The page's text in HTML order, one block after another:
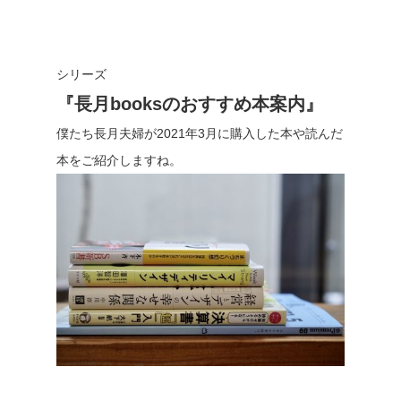
シリーズ
『長月booksのおすすめ本案内』
僕たち長月夫婦が2021年3月に購入した本や読んだ
本をご紹介しますね。